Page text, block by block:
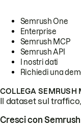
Semrush One
Enterprise
Semrush MCP
Semrush API
I nostri dati
Richiedi una
COLLEGA SEMRUSH
Il dataset sul
Cresci con Semrush